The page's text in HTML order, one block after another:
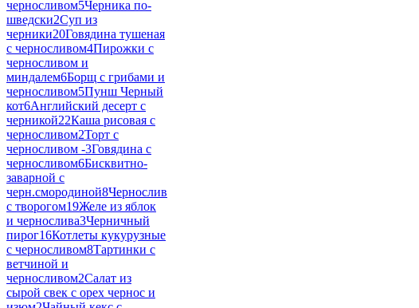
черносливом5Черника по-
шведски2Суп из
черники20Говядина тушеная
с черносливом4Пирожки с
черносливом и
миндалем6Борщ с грибами и
черносливом5Пунш Черный
кот6Английский десерт с
черникой22Каша рисовая с
черносливом2Торт с
черносливом -3Говядина с
черносливом6Бисквитно-
заварной с
черн.смородиной8Чернослив
с творогом19Желе из яблок
и чернослива3Черничный
пирог16Котлеты кукурузные
с черносливом8Тартинки с
ветчиной и
черносливом2Салат из
сырой свек с орех чернос и